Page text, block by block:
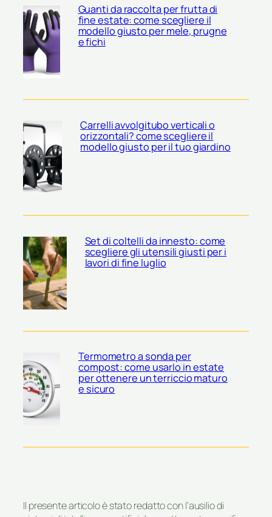
Guanti da raccolta per frutta di
fine estate: come scegliere il
modello giusto per mele, prugne
e fichi
Carrelli avvolgitubo verticali o
orizzontali? come scegliere il
modello giusto per il tuo giardino
Set di coltelli da innesto: come
scegliere gli utensili giusti per i
lavori di fine luglio
Termometro a sonda per
compost: come usarlo in estate
per ottenere un terriccio maturo
e sicuro
Il presente articolo è stato redatto con l’ausilio di